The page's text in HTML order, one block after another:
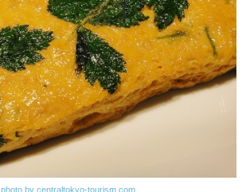
photo by centraltokyo-tourism.com